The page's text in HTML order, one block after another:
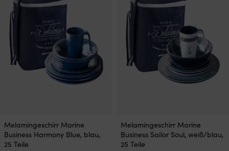
Melamingeschirr Marine
Business Harmony Blue, blau,
25 Teile
Melamingeschirr Marine
Business Sailor Soul, weiß/blau,
25 Teile